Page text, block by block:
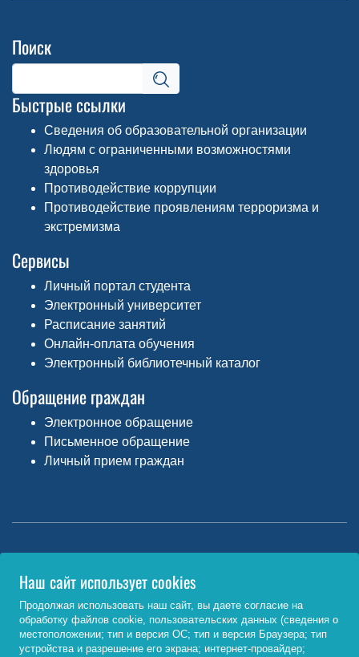
Поиск
Быстрые ссылки
Сведения об образовательной организации
Людям с ограниченными возможностями
здоровья
Противодействие коррупции
Противодействие проявлениям терроризма и
экстремизма
Сервисы
Личный портал студента
Электронный университет
Расписание занятий
Онлайн-оплата обучения
Электронный библиотечный каталог
Обращение граждан
Электронное обращение
Письменное обращение
Личный прием граждан
Министерство науки и высшего образования РФ
http://www.minobrnauki.gov.ru/
Министерство просвещения РФ
https://edu.gov.ru/
Наш сайт использует cookies
Продолжая использовать наш сайт, вы даете согласие на
обработку файлов cookie, пользовательских данных (сведения о
местоположении; тип и версия ОС; тип и версия Браузера; тип
устройства и разрешение его экрана; интернет-провайдер;